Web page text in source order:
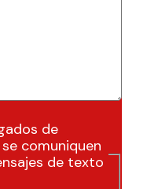
de
comuniquen
de texto